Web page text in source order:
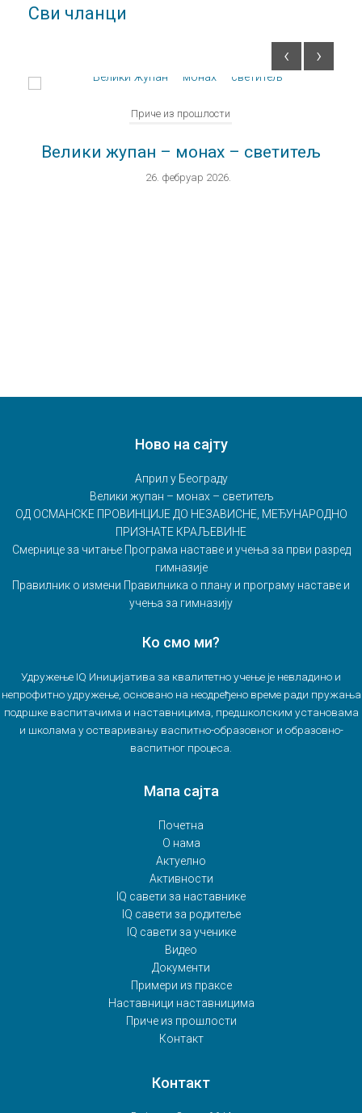
Сви чланци
Приче из прошлости
Велики жупан – монах – светитељ
26. фебруар 2026.
‹ ›
Ново на сајту
Април у Београду
Велики жупан – монах – светитељ
ОД ОСМАНСКЕ ПРОВИНЦИЈЕ ДО НЕЗАВИСНЕ, МЕЂУНАРОДНО
ПРИЗНАТЕ КРАЉЕВИНЕ
Смернице за читање Програма наставе и учења за први разред
гимназије
Правилник о измени Правилника о плану и програму наставе и
учења за гимназију
Ко смо ми?
Удружење IQ Иницијатива за квалитетно учење је невладино и
непрофитно удружење, основано на неодређено време ради пружања
подршке васпитачима и наставницима, предшколским установама
и школама у остваривању васпитно-образовног и образовно-
васпитног процеса.
Мапа сајта
Почетна
О нама
Актуелно
Активности
IQ савети за наставнике
IQ савети за родитеље
IQ савети за ученике
Видео
Документи
Примери из праксе
Наставници наставницима
Приче из прошлости
Контакт
Контакт